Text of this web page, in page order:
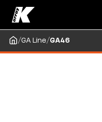
/GA Line/GA46